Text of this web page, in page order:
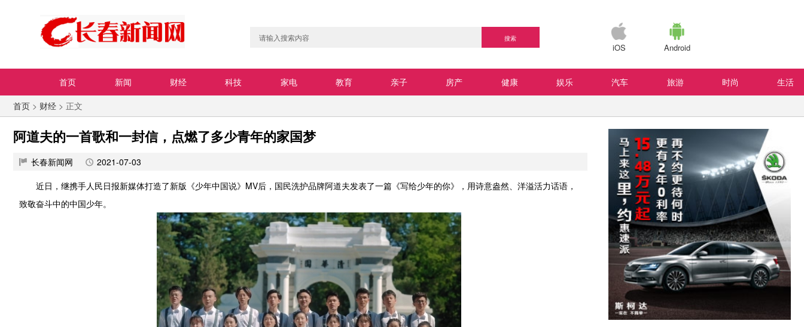
iOS Android
首页 新闻 财经 科技 家电 教育 亲子 房产 健康 娱乐 汽车 旅游 时尚
生活
首页 > 财经 > 正文
阿道夫的一首歌和一封信，点燃了多少青年的家国梦
长春新闻网
2021-07-03
近日，继携手人民日报新媒体打造了新版《少年中国说》MV后，国民洗护品牌阿道夫发表了一篇《写给少年的你》，用诗意盎然、洋溢活力话语，
致敬奋斗中的中国少年。